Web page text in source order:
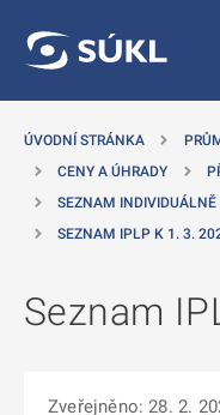
ÚVODNÍ STRÁNKA
CENY A ÚHRADY
SEZNAM
SEZNAM IPLP K 1. 3.
Seznam
Zveřejněno: 28. 2.